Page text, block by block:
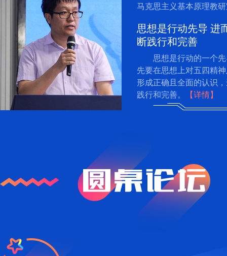
马克思主义基本原理教
思想是行动先导 进
断践行和完善
思想是行动的一个
先要在思想上对五四精
形成正确且全面的认识
践行和完善。
【详情】